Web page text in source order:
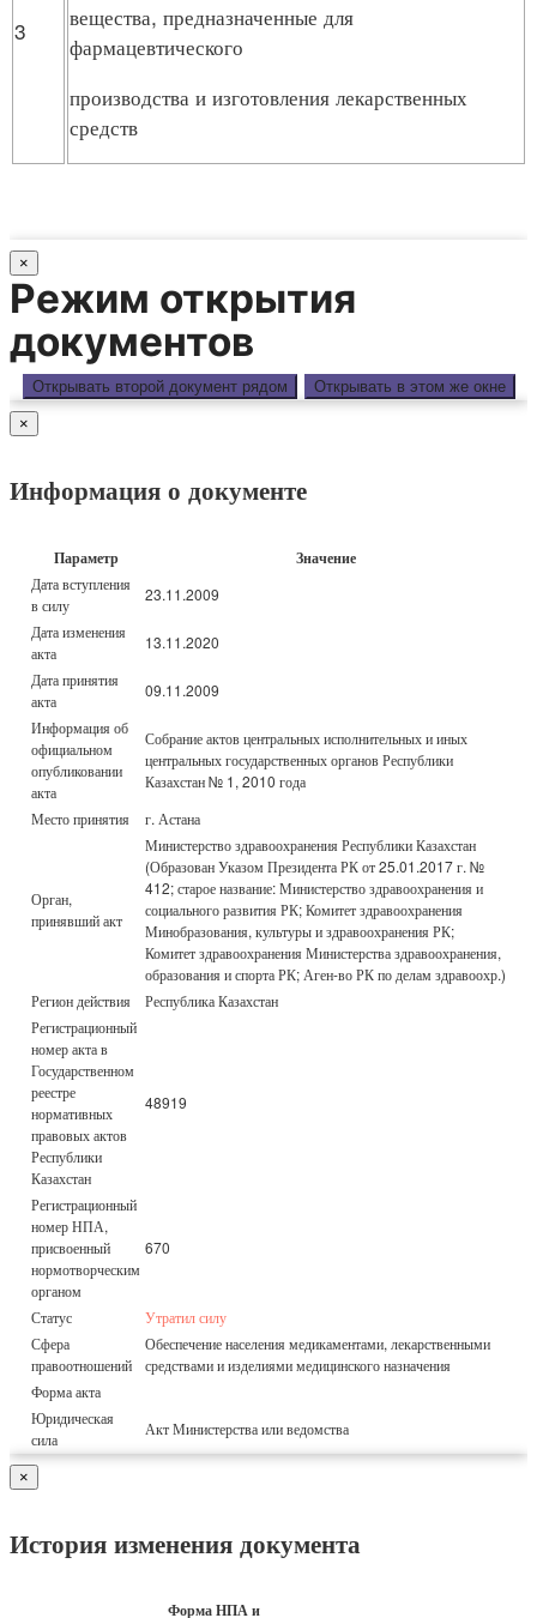
3
вещества, предназначенные для
фармацевтического
производства и изготовления лекарственных
средств
×
Режим открытия
документов
Открывать второй документ рядом Открывать в этом же окне
×
Информация о документе
Параметр Значение
Дата вступления
в силу
23.11.2009
Дата изменения
акта
13.11.2020
Дата принятия
акта
09.11.2009
Информация об
официальном
опубликовании
акта
Собрание актов центральных исполнительных и иных
центральных государственных органов Республики
Казахстан № 1, 2010 года
Место принятия
г. Астана
Орган,
принявший акт
Министерство здравоохранения Республики Казахстан
(Образован Указом Президента РК от 25.01.2017 г. №
412; старое название: Министерство здравоохранения и
социального развития РК; Комитет здравоохранения
Минобразования, культуры и здравоохранения РК;
Комитет здравоохранения Министерства здравоохранения,
образования и спорта РК; Аген-во РК по делам здравоохр.)
Регион действия
Республика Казахстан
Регистрационный
номер акта в
Государственном
реестре
нормативных
правовых актов
Республики
Казахстан
48919
Регистрационный
номер НПА,
присвоенный
нормотворческим
органом
670
Статус
Утратил силу
Сфера
правоотношений
Обеспечение населения медикаментами, лекарственными
средствами и изделиями медицинского назначения
Форма акта
Юридическая
сила
Акт Министерства или ведомства
×
История изменения документа
Форма НПА и